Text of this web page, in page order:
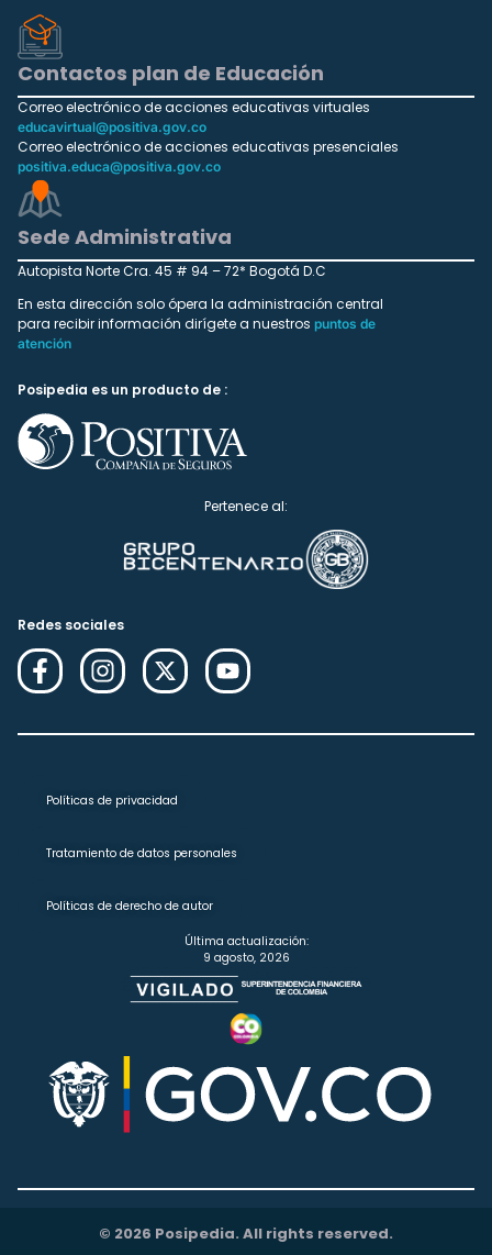
Contactos plan de Educación
Correo electrónico de acciones educativas virtuales
educavirtual@positiva.gov.co
Correo electrónico de acciones educativas presenciales
positiva.educa@positiva.gov.co
Sede Administrativa
Autopista Norte Cra. 45 # 94 – 72* Bogotá D.C
En esta dirección solo ópera la administración central
para recibir información dirígete a nuestros puntos de
atención
Posipedia es un producto de :
Pertenece al:
Redes sociales
Políticas de privacidad
Tratamiento de datos personales
Políticas de derecho de autor
Última actualización:
9 agosto, 2026
© 2026 Posipedia. All rights reserved.